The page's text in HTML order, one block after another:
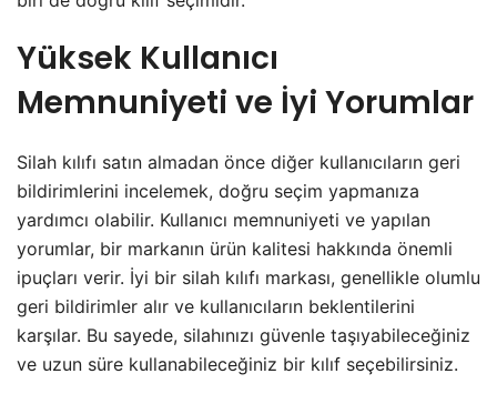
Yüksek Kullanıcı
Memnuniyeti ve İyi Yorumlar
Silah kılıfı satın almadan önce diğer kullanıcıların geri
bildirimlerini incelemek, doğru seçim yapmanıza
yardımcı olabilir. Kullanıcı memnuniyeti ve yapılan
yorumlar, bir markanın ürün kalitesi hakkında önemli
ipuçları verir. İyi bir silah kılıfı markası, genellikle olumlu
geri bildirimler alır ve kullanıcıların beklentilerini
karşılar. Bu sayede, silahınızı güvenle taşıyabileceğiniz
ve uzun süre kullanabileceğiniz bir kılıf seçebilirsiniz.